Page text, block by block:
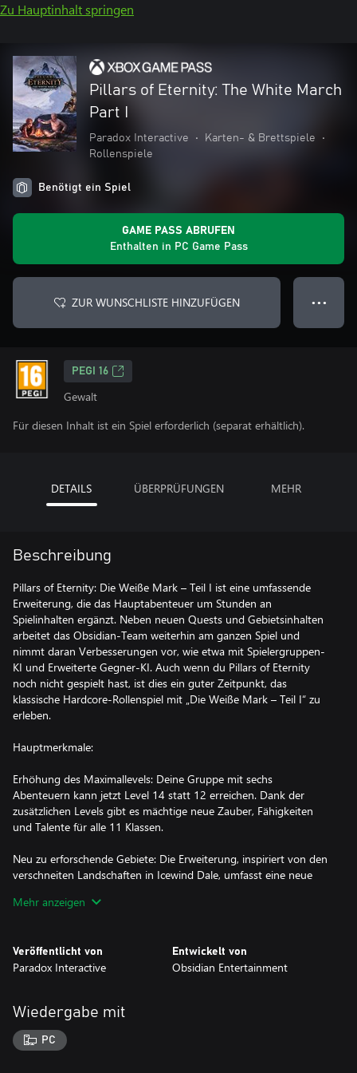
Zu Hauptinhalt springen
Pillars of Eternity: The White March
Part I
Paradox Interactive • Karten- & Brettspiele
•
Rollenspiele
Benötigt ein Spiel
GAME PASS ABRUFEN
Enthalten in PC Game Pass
ZUR WUNSCHLISTE HINZUFÜGEN ● ● ●
PEGI 16
Gewalt
Für diesen Inhalt ist ein Spiel erforderlich (separat erhältlich).
DETAILS ÜBERPRÜFUNGEN MEHR
Beschreibung
Pillars of Eternity: Die Weiße Mark – Teil I ist eine umfassende
Erweiterung, die das Hauptabenteuer um Stunden an
Spielinhalten ergänzt. Neben neuen Quests und Gebietsinhalten
arbeitet das Obsidian-Team weiterhin am ganzen Spiel und
nimmt daran Verbesserungen vor, wie etwa mit Spielergruppen-
KI und Erweiterte Gegner-KI. Auch wenn du Pillars of Eternity
noch nicht gespielt hast, ist dies ein guter Zeitpunkt, das
klassische Hardcore-Rollenspiel mit „Die Weiße Mark – Teil I“ zu
erleben.
Hauptmerkmale:
Erhöhung des Maximallevels: Deine Gruppe mit sechs
Abenteuern kann jetzt Level 14 statt 12 erreichen. Dank der
zusätzlichen Levels gibt es mächtige neue Zauber, Fähigkeiten
und Talente für alle 11 Klassen.
Neu zu erforschende Gebiete: Die Erweiterung, inspiriert von den
verschneiten Landschaften in Icewind Dale, umfasst eine neue
Charakterklasse sie gebunden werden, erhalten diese Waffen
verschiedene Fähigkeiten und Attribute.
Neue Begleiter: Teil I der Erweiterung bringt zwei neue Begleiter
mit sich, die du bei allen deinen Abenteuern einsetzen kannst.
Der Schurke namens Devil of Caroc und der Mönch Zahua
werden dich bei „Die Weiße Mark“ unterstützen und dir zurück
Mehr anzeigen
Veröffentlicht von
Paradox Interactive
Entwickelt von
Obsidian Entertainment
Wiedergabe mit
PC